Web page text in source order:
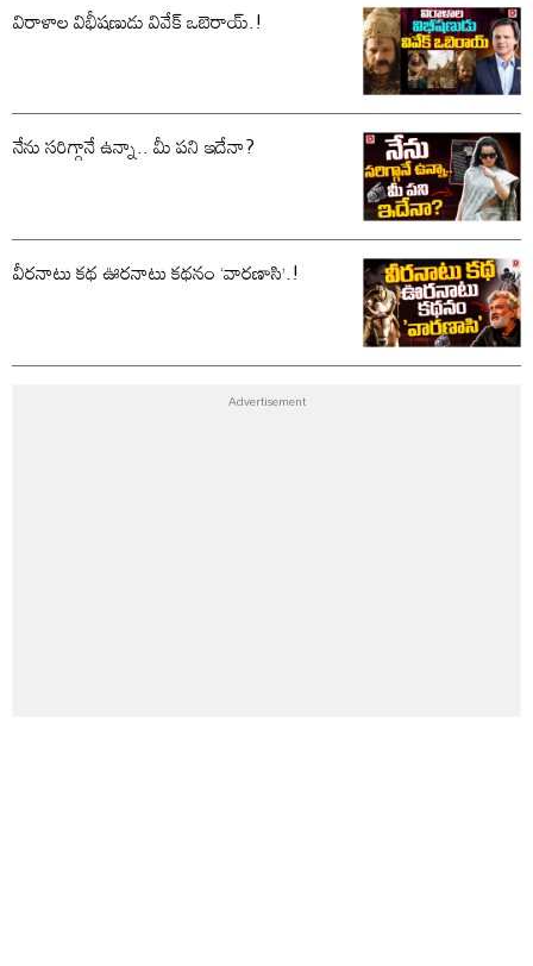
విరాళాల విభీషణుడు వివేక్ ఒబెరాయ్.!
నేను సరిగ్గానే ఉన్నా.. మీ పని ఇదేనా?
వీరనాటు కథ ఊరనాటు కథనం ‘వారణాసి’.!